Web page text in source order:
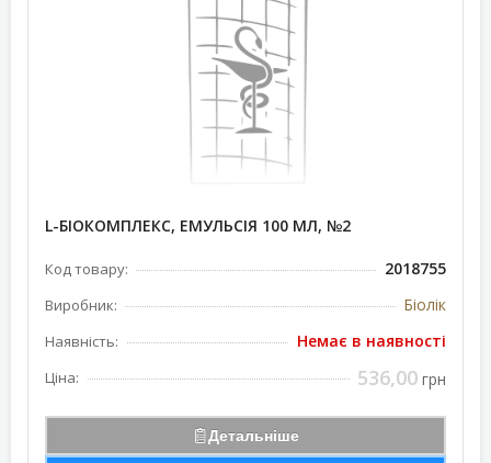
L-БІОКОМПЛЕКС, ЕМУЛЬСІЯ 100 МЛ, №2
Код товару: 2018755
Виробник: Біолік
Наявність: Немає в наявності
Ціна: 536,00 грн
Детальніше